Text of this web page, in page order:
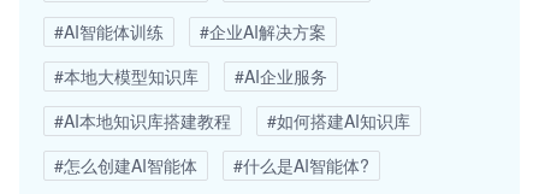
#AI智能体训练
#企业AI解决方案
#本地大模型知识库
#AI企业服务
#AI本地知识库搭建教程
#如何搭建AI知识库
#怎么创建AI智能体
#什么是AI智能体?